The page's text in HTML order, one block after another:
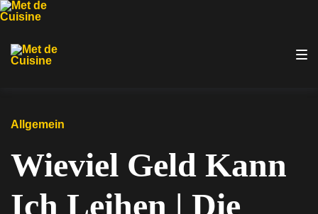
Hauptnavigation
springen
Inhalt
springen
Footer
springen
Allgemein
Wieviel Geld Kann
Ich Leihen | Die